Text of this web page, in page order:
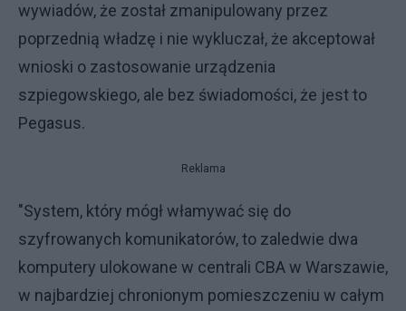
wywiadów, że został zmanipulowany przez
poprzednią władzę i nie wykluczał, że akceptował
wnioski o zastosowanie urządzenia
szpiegowskiego, ale bez świadomości, że jest to
Pegasus.
Reklama
"System, który mógł włamywać się do
szyfrowanych komunikatorów, to zaledwie dwa
komputery ulokowane w centrali CBA w Warszawie,
w najbardziej chronionym pomieszczeniu w całym